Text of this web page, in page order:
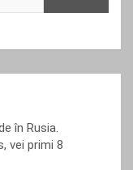
în Rusia.
vei primi 8